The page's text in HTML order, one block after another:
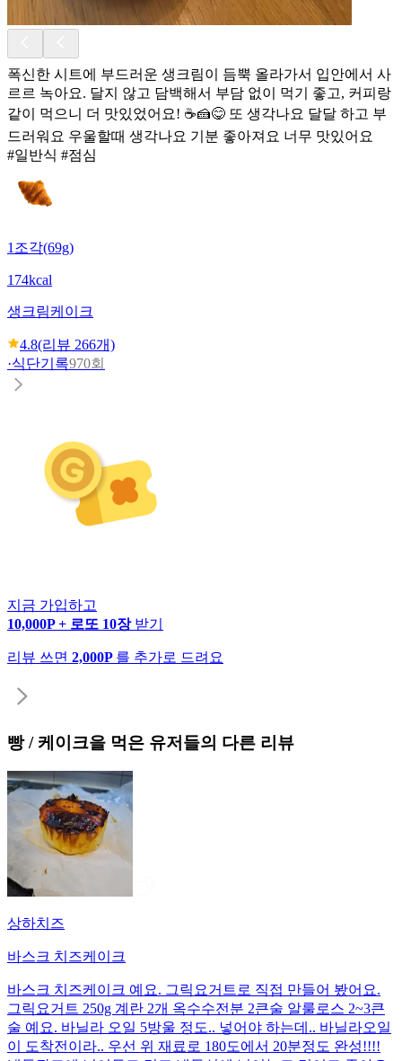
폭신한 시트에 부드러운 생크림이 듬뿍 올라가서 입안에서 사
르르 녹아요. 달지 않고 담백해서 부담 없이 먹기 좋고, 커피랑
같이 먹으니 더 맛있었어요! ☕🍰😋 또 생각나요 달달 하고 부
드러워요 우울할때 생각나요 기분 좋아져요 너무 맛있어요
#일반식 #점심
1조각(69g)
174kcal
생크림케이크
4.8(리뷰 266개)
·식단기록970회
지금 가입하고
10,000P + 로또 10장 받기
리뷰 쓰면 2,000P 를 추가로 드려요
빵 / 케이크을 먹은 유저들의 다른 리뷰
상하치즈
바스크 치즈케이크
바스크 치즈케이크 예요. 그릭요거트로 직접 만들어 봤어요.
그릭요거트 250g 계란 2개 옥수수전분 2큰술 알룰로스 2~3큰
술 예요. 바닐라 오일 5방울 정도.. 넣어야 하는데.. 바닐라오일
이 도착전이라.. 우선 위 재료로 180도에서 20분정도 완성!!!!